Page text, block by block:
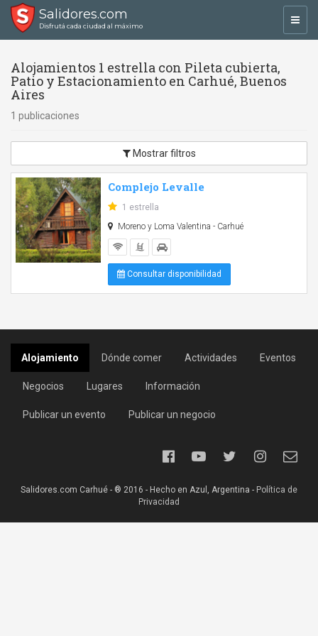
Salidores.com
Disfrutá cada ciudad al máximo
Alojamientos 1 estrella con Pileta cubierta,
Patio y Estacionamiento en Carhué, Buenos
Aires
1 publicaciones
Mostrar filtros
Complejo Levalle
1 estrella
Moreno y Loma Valentina - Carhué
Consultar disponibilidad
Alojamiento Dónde comer Actividades Eventos
Negocios Lugares Información
Publicar un evento Publicar un negocio
Salidores.com Carhué - ® 2016 - Hecho en Azul, Argentina - Política de
Privacidad